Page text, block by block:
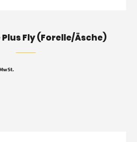
Plus Fly (Forelle/Äsche)